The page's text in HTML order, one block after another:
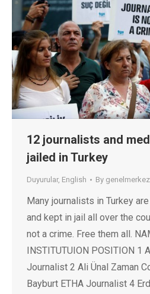
12 journalists and
jailed in Turkey
Duyurular, English By genelmerkez
Many journalists in Turkey
and kept in jail all over the
not a crime. Free them all.
INSTITUTUION POSITION 1
Journalist 2 Ali Ünal Zaman
Bayburt ETHA Journalist 4